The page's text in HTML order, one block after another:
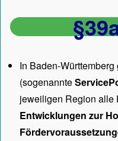
In Baden-
(sogenannte
jeweiligen Region alle
Entwicklungen zur